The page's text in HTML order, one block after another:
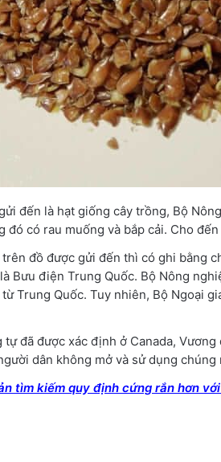
đến là hạt giống cây trồng, Bộ
đó có rau muống và bắp cải. Cho
đồ được gửi đến thì có ghi bằng
Bưu điện Trung Quốc. Bộ Nông
Trung Quốc. Tuy nhiên, Bộ Ngoại
đã được xác định ở Canada,
dân không mở và sử dụng
tìm kiếm quy định cứng rắn hơn